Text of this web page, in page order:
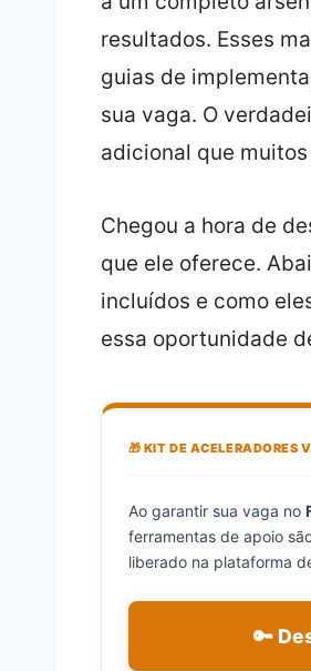
resultados. Esses
guias de
sua vaga. O
adicional que
Chegou a hora de
que ele oferece.
incluídos e como
essa oportunidade
🎁 KIT DE ACELERADORES
Ao garantir sua vaga no
ferramentas de apoio
liberado na plataforma
🔑